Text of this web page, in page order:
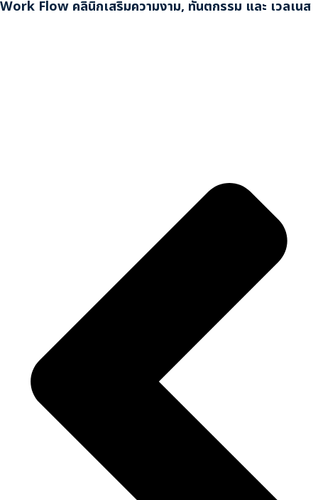
Work Flow คลินิกเสริมความงาม, ทันตกรรม และ เวลเนส